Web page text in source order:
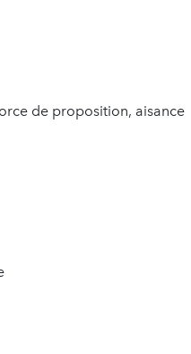
de proposition, aisance